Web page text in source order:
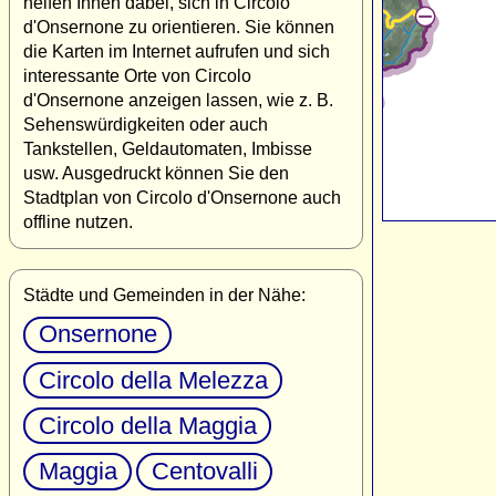
d'Onsernone zu orientieren. Sie können
die Karten im Internet aufrufen und sich
interessante Orte von Circolo
d'Onsernone anzeigen lassen, wie z. B.
Sehenswürdigkeiten oder auch
Tankstellen, Geldautomaten, Imbisse
usw. Ausgedruckt können Sie den
Stadtplan von Circolo d'Onsernone auch
offline nutzen.
Städte und Gemeinden in der Nähe:
Onsernone
Circolo della Melezza
Circolo della Maggia
Maggia
Centovalli